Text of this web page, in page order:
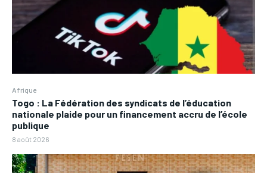
Afrique
Togo : La Fédération des syndicats de l’éducation
nationale plaide pour un financement accru de l’école
publique
8 août 2026